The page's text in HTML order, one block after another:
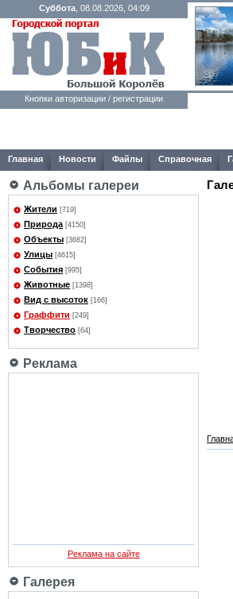
Суббота, 08.08.2026, 04:09
Кнопки авторизации / регистрации
Главная Новости Файлы Справочная
Альбомы галереи
Жители [719]
Природа [4150]
Объекты [3682]
Улицы [4615]
События [995]
Животные [1398]
Вид с высоток [166]
Граффити [249]
Творчество [64]
Реклама
Реклама на сайте
Галерея